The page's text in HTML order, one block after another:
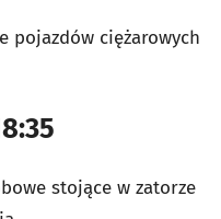
pojazdów ciężarowych
stojące w zatorze